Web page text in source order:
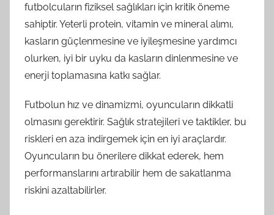
futbolcuların fiziksel sağlıkları için kritik öneme
sahiptir. Yeterli protein, vitamin ve mineral alımı,
kasların güçlenmesine ve iyileşmesine yardımcı
olurken, iyi bir uyku da kasların dinlenmesine ve
enerji toplamasına katkı sağlar.
Futbolun hız ve dinamizmi, oyuncuların dikkatli
olmasını gerektirir. Sağlık stratejileri ve taktikler, bu
riskleri en aza indirgemek için en iyi araçlardır.
Oyuncuların bu önerilere dikkat ederek, hem
performanslarını artırabilir hem de sakatlanma
riskini azaltabilirler.